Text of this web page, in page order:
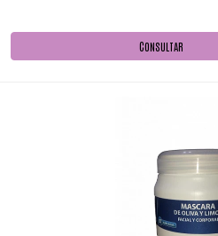
CONSULTAR